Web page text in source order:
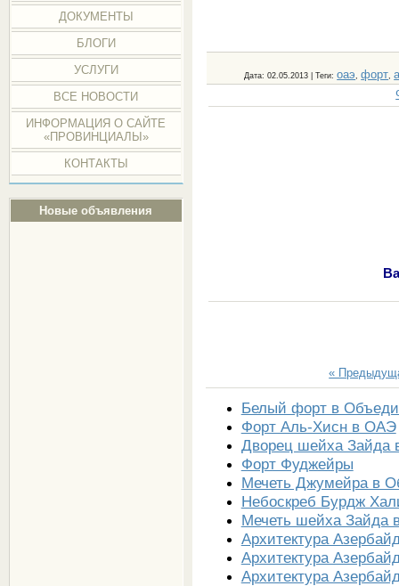
ДОКУМЕНТЫ
БЛОГИ
УСЛУГИ
ВСЕ НОВОСТИ
ИНФОРМАЦИЯ О САЙТЕ
«ПРОВИНЦИАЛЫ»
КОНТАКТЫ
Новые объявления
Дата: 02.05.2013 |Теги:оаэ ,форт ,
«
Белый форт в
Форт Аль-Хисн в ОАЭ
Дворец шейха Зайда
Форт Фуджейры
Мечеть Джумейра в
Небоскреб Бурдж
Мечеть шейха Зайда
Архитектура
Архитектура
Архитектура